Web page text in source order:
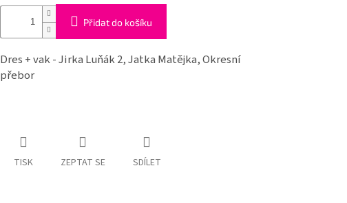
Přidat do košíku
Dres + vak - Jirka Luňák 2, Jatka Matějka, Okresní
přebor
TISK ZEPTAT SE SDÍLET